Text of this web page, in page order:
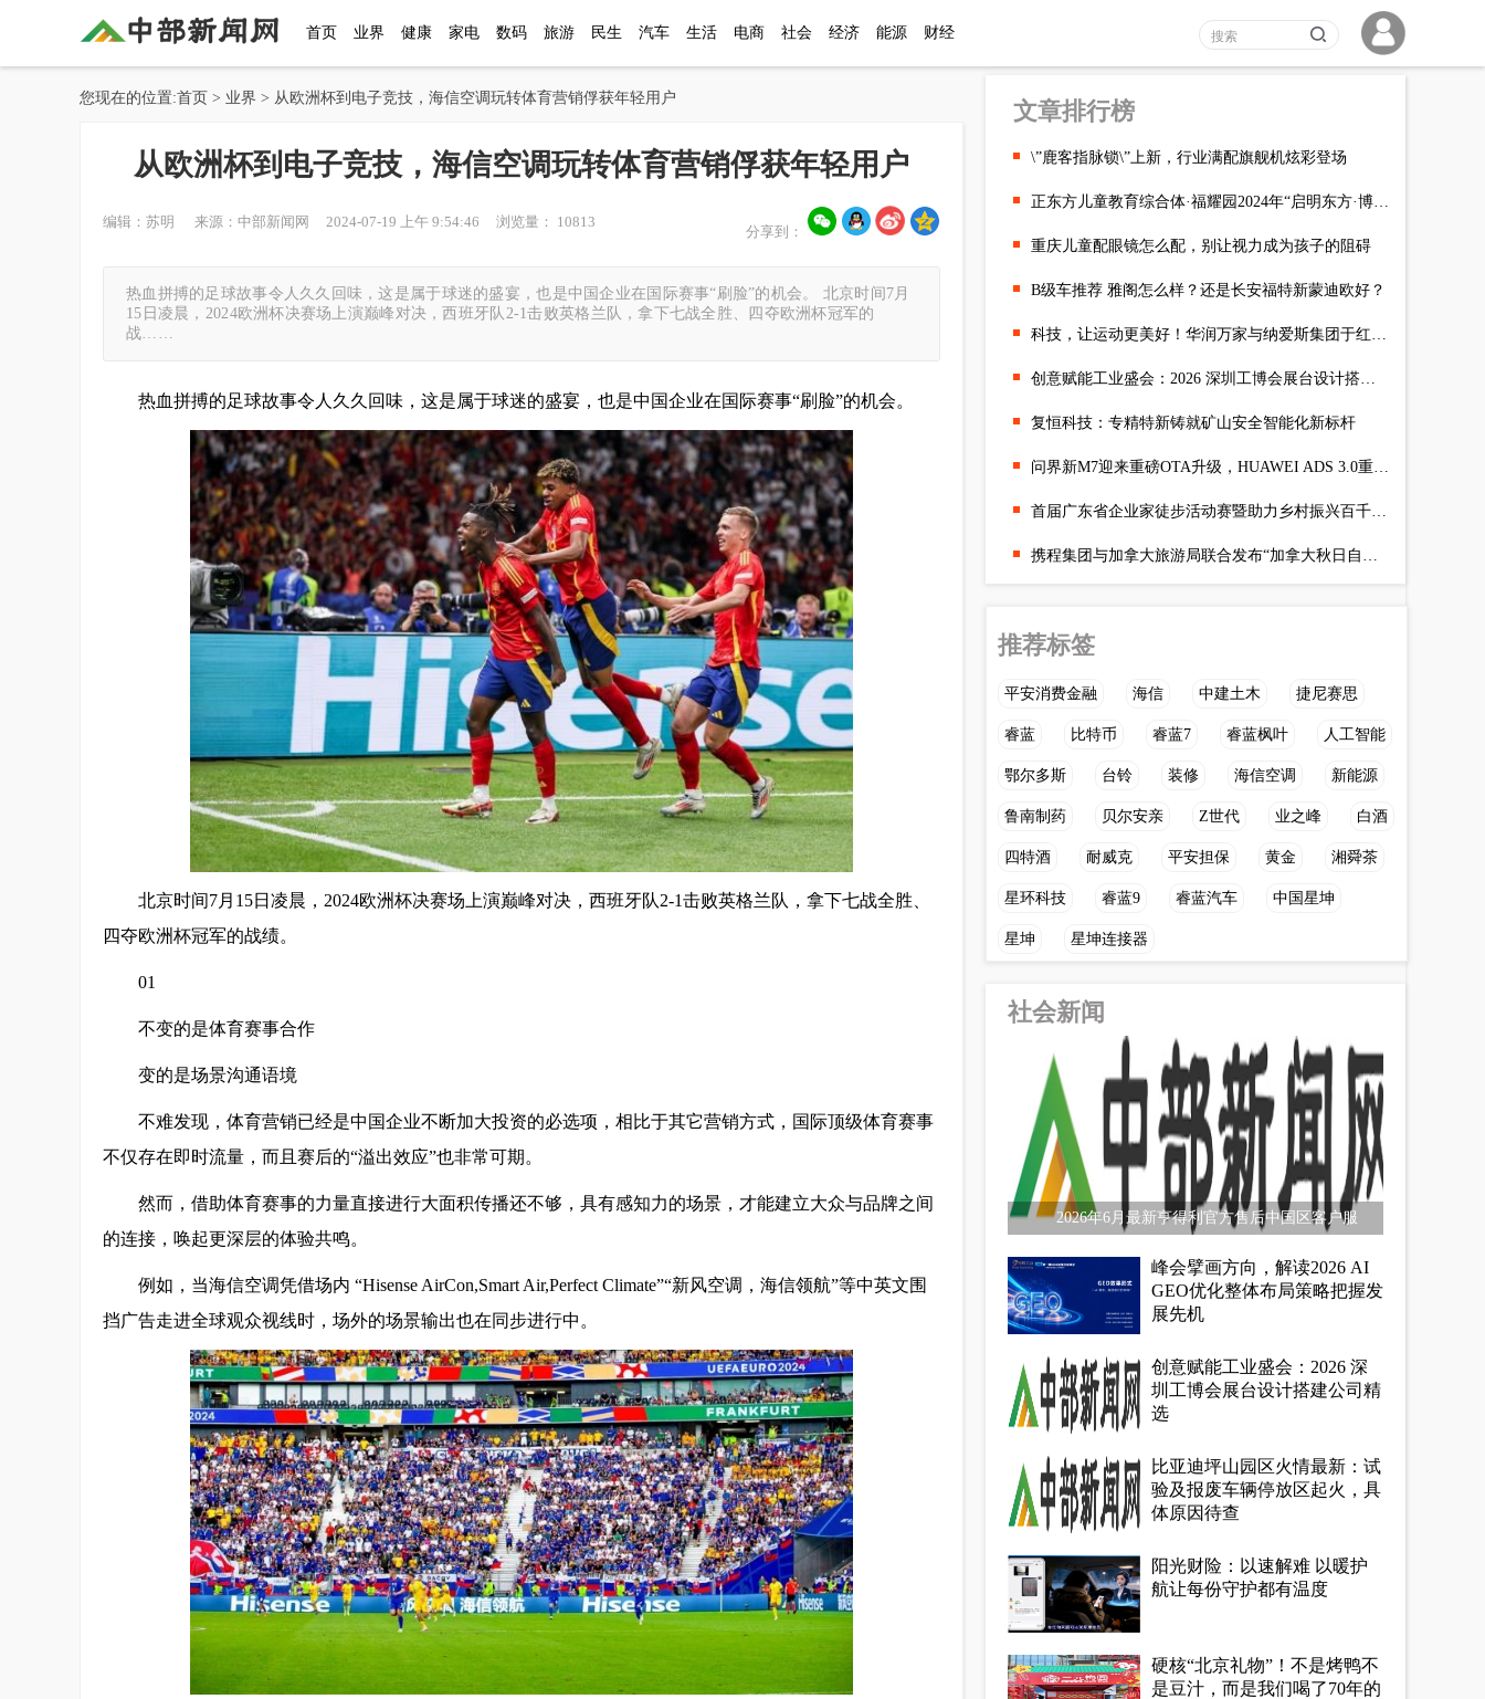
首页 业界 健康 家电 数码 旅游 民生 汽车 生活 电商 社会 经济 能源 财经
您现在的位置:首页 > 业界 > 从欧洲杯到电子竞技，海信空调玩转体育营销俘获年轻用户
从欧洲杯到电子竞技，海信空调玩转体育营销俘获年轻用户
编辑：苏明 来源：中部新闻网 2024-07-19 上午 9:54:46 浏览量： 10813
分享到：
热血拼搏的足球故事令人久久回味，这是属于球迷的盛宴，也是中国企业在国际赛事“刷脸”的机会。 北京时间7月
15日凌晨，2024欧洲杯决赛场上演巅峰对决，西班牙队2-1击败英格兰队，拿下七战全胜、四夺欧洲杯冠军的
战……
热血拼搏的足球故事令人久久回味，这是属于球迷的盛宴，也是中国企业在国际赛事“刷脸”的机会。
北京时间7月15日凌晨，2024欧洲杯决赛场上演巅峰对决，西班牙队2-1击败英格兰队，拿下七战全胜、
四夺欧洲杯冠军的战绩。
01
不变的是体育赛事合作
变的是场景沟通语境
不难发现，体育营销已经是中国企业不断加大投资的必选项，相比于其它营销方式，国际顶级体育赛事
不仅存在即时流量，而且赛后的“溢出效应”也非常可期。
然而，借助体育赛事的力量直接进行大面积传播还不够，具有感知力的场景，才能建立大众与品牌之间
的连接，唤起更深层的体验共鸣。
例如，当海信空调凭借场内 “Hisense AirCon,Smart Air,Perfect Climate”“新风空调，海信领航”等中英文围
挡广告走进全球观众视线时，场外的场景输出也在同步进行中。
文章排行榜
\”鹿客指脉锁\”上新，行业满配旗舰机炫彩登场
正东方儿童教育综合体·福耀园2024年“启明东方·博文昭礼”祭孔大典
重庆儿童配眼镜怎么配，别让视力成为孩子的阻碍
B级车推荐 雅阁怎么样？还是长安福特新蒙迪欧好？
科技，让运动更美好！华润万家与纳爱斯集团于红谷滩万达开展江西
创意赋能工业盛会：2026 深圳工博会展台设计搭建公司精选
复恒科技：专精特新铸就矿山安全智能化新标杆
问界新M7迎来重磅OTA升级，HUAWEI ADS 3.0重塑智能驾驶新标杆
首届广东省企业家徒步活动赛暨助力乡村振兴百千万工程项目推介会
携程集团与加拿大旅游局联合发布“加拿大秋日自驾榜单”，邀您共同
推荐标签
平安消费金融 海信 中建土木 捷尼赛思
睿蓝 比特币 睿蓝7 睿蓝枫叶 人工智能
鄂尔多斯 台铃 装修 海信空调 新能源
鲁南制药 贝尔安亲 Z世代 业之峰 白酒
四特酒 耐威克 平安担保 黄金 湘舜茶
星环科技 睿蓝9 睿蓝汽车 中国星坤
星坤 星坤连接器
社会新闻
2026年6月最新亨得利官方售后中国区客户服
峰会擘画方向，解读2026 AI
GEO优化整体布局策略把握发
展先机
创意赋能工业盛会：2026 深
圳工博会展台设计搭建公司精
选
比亚迪坪山园区火情最新：试
验及报废车辆停放区起火，具
体原因待查
阳光财险：以速解难 以暖护
航让每份守护都有温度
硬核“北京礼物”！不是烤鸭不
是豆汁，而是我们喝了70年的